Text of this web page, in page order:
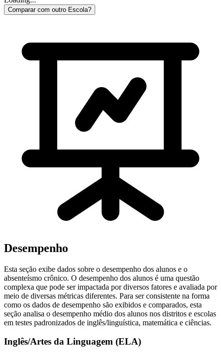
Comparar com outro Escola?
Desempenho
Esta seção exibe dados sobre o desempenho dos alunos e o
absenteísmo crônico. O desempenho dos alunos é uma questão
complexa que pode ser impactada por diversos fatores e avaliada por
meio de diversas métricas diferentes. Para ser consistente na forma
como os dados de desempenho são exibidos e comparados, esta
seção analisa o desempenho médio dos alunos nos distritos e escolas
em testes padronizados de inglês/linguística, matemática e ciências.
Inglês/Artes da Linguagem (ELA)